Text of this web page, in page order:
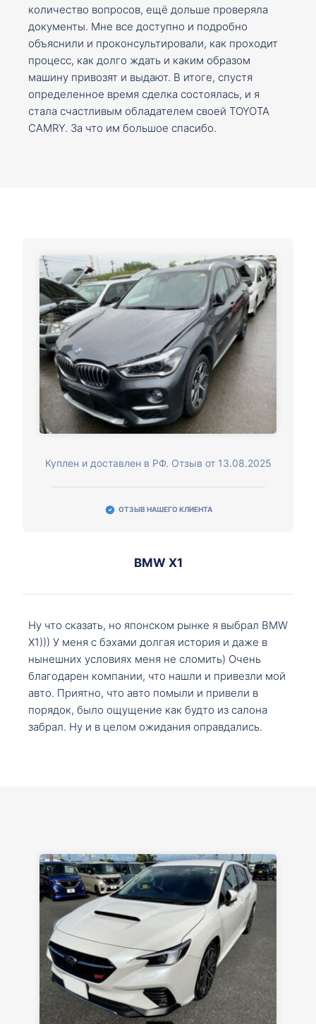
количество вопросов, ещё дольше проверяла
документы. Мне все доступно и подробно
объяснили и проконсультировали, как проходит
процесс, как долго ждать и каким образом
машину привозят и выдают. В итоге, спустя
определенное время сделка состоялась, и я
стала счастливым обладателем своей TOYOTA
CAMRY. За что им большое спасибо.
Куплен и доставлен в РФ. Отзыв от 13.08.2025
ОТЗЫВ НАШЕГО КЛИЕНТА
BMW X1
Ну что сказать, но японском рынке я выбрал BMW
X1))) У меня с бэхами долгая история и даже в
нынешних условиях меня не сломить) Очень
благодарен компании, что нашли и привезли мой
авто. Приятно, что авто помыли и привели в
порядок, было ощущение как будто из салона
забрал. Ну и в целом ожидания оправдались.